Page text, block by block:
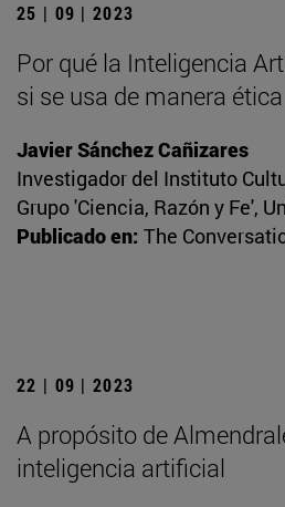
25 | 09 | 2023
Por qué la Inteligencia
si se usa de manera ética
Javier Sánchez Cañizares
Investigador del Instituto
Grupo 'Ciencia, Razón y Fe',
Publicado en: The
22 | 09 | 2023
A propósito de
inteligencia artificial